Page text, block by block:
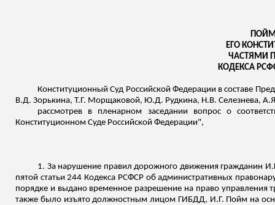
ЕГО
ЧАСТЯМИ
КОДЕКСА
Конституционный Суд Российской Федерации в составе
В.Д. Зорькина, Т.Г. Морщаковой, Ю.Д. Рудкина, Н.В. Селезнева,
рассмотрев в пленарном заседании вопрос о
Конституционном Суде Российской Федерации",
1. За нарушение правил дорожного движения гражданин
пятой статьи 244 Кодекса РСФСР об административных
порядке и выдано временное разрешение на право управления
также было изъято должностным лицом ГИБДД, И.Г. Пойм на